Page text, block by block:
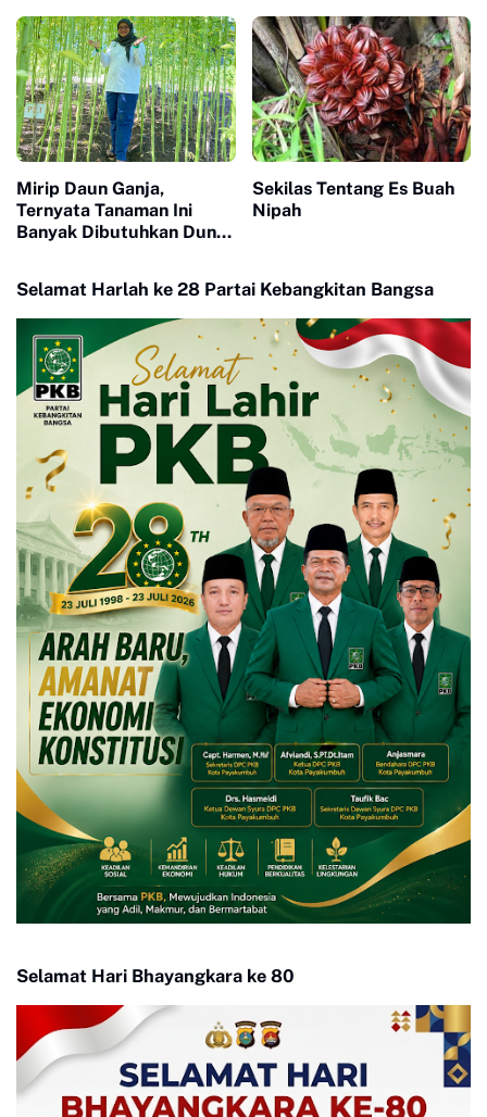
Budidaya Sorgum
Mirip Daun Ganja,
Ternyata Tanaman Ini
Banyak Dibutuhkan Dunia
Sekilas Tentang Es Buah
Nipah
Selamat Harlah ke 28 Partai Kebangkitan Bangsa
Selamat Hari Bhayangkara ke 80